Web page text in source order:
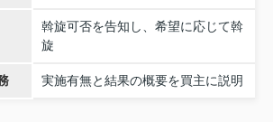
斡旋可否を告知し、希望に応じて斡
旋
実施有無と結果の概要を買主に説明